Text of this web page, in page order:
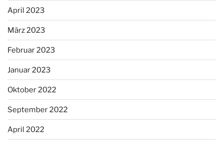
April 2023
März 2023
Februar 2023
Januar 2023
Oktober 2022
September 2022
April 2022